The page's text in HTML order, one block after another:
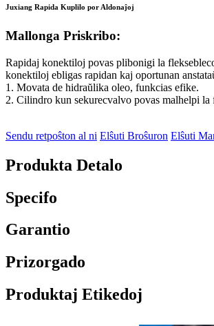
Juxiang Rapida Kuplilo por Aldonaĵoj
Mallonga Priskribo:
Rapidaj konektiloj povas plibonigi la
konektiloj ebligas rapidan kaj oportunan
1. Movata de hidraŭlika oleo, funkcias efike.
2. Cilindro kun sekurecvalvo povas malhelpi la
Sendu retpoŝton al ni Elŝuti Broŝuron Elŝuti
Produkta Detalo
Specifo
Garantio
Prizorgado
Produktaj Etikedoj